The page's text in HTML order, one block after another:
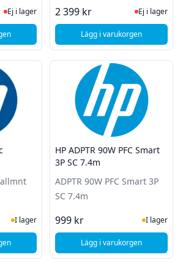
Ej i lager, besök produktsidan för
Ej i lager
Bezel Gen1x2Gen2x2 LED G
2 399 kr Ej i lager,
Ej i lager
Lägg i varukorgen
, HP Enterprise
I Lager
I lager
Adptr Npfc Wallmnt Usb C
HP ADPTR 90W PFC Smart
3P SC 7.4m
ADPTR 90W PFC Smart 3P
SC 7.4m
999 kr I Lager
I lager
Lägg i varukorgen
, HP ADPTR 90W